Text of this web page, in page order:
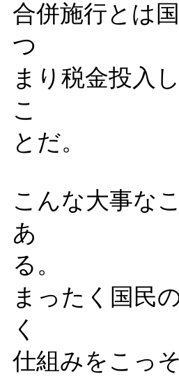
合併施行とは
つ
まり税金投入
こ
とだ。
こんな大事な
あ
る。
まったく国民
く
仕組みをこっ